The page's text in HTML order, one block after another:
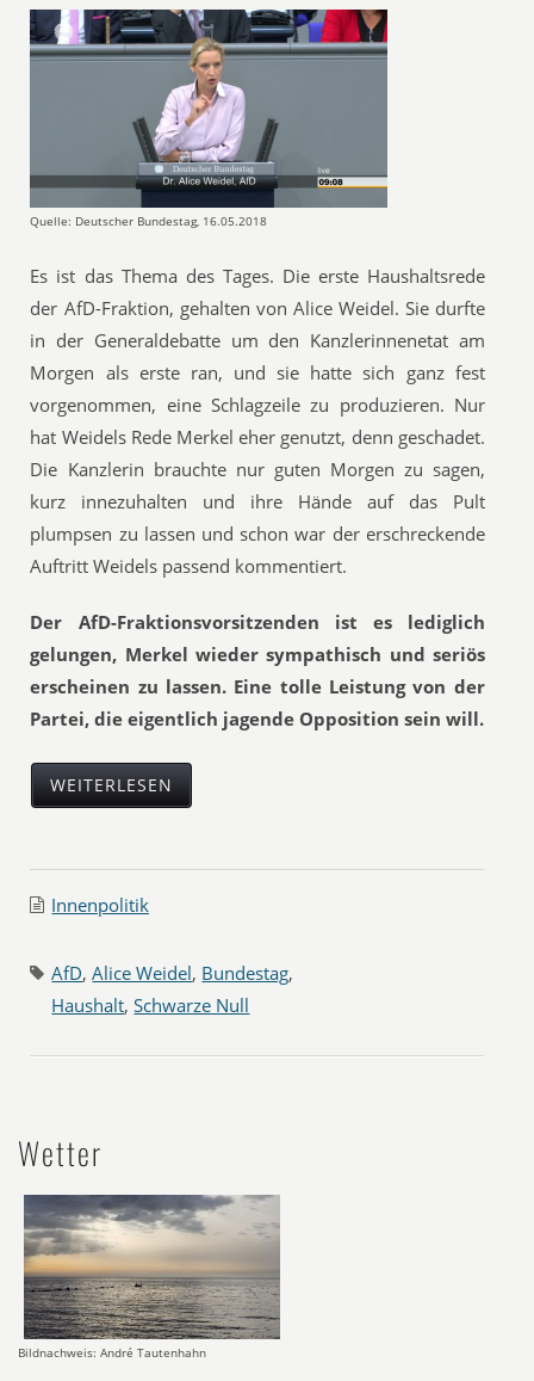
Quelle: Deutscher Bundestag, 16.05.2018
Es ist das Thema des Tages. Die erste Haushaltsrede
der AfD-Fraktion, gehalten von Alice Weidel. Sie durfte
in der Generaldebatte um den Kanzlerinnenetat am
Morgen als erste ran, und sie hatte sich ganz fest
vorgenommen, eine Schlagzeile zu produzieren. Nur
hat Weidels Rede Merkel eher genutzt, denn geschadet.
Die Kanzlerin brauchte nur guten Morgen zu sagen,
kurz innezuhalten und ihre Hände auf das Pult
plumpsen zu lassen und schon war der erschreckende
Auftritt Weidels passend kommentiert.
Der AfD-Fraktionsvorsitzenden ist es lediglich
gelungen, Merkel wieder sympathisch und seriös
erscheinen zu lassen. Eine tolle Leistung von der
Partei, die eigentlich jagende Opposition sein will.
WEITERLESEN
Innenpolitik
AfD,Alice Weidel, Bundestag,
Haushalt,Schwarze Null
Wetter
Bildnachweis: André Tautenhahn